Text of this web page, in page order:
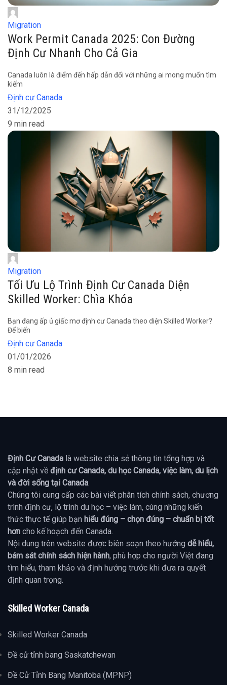
Migration
Work Permit Canada 2025: Con Đường
Định Cư Nhanh Cho Cả Gia
Canada luôn là điểm đến hấp dẫn đối với những ai mong muốn tìm
kiếm
Định cư Canada
31/12/2025
9 min read
Migration
Tối Ưu Lộ Trình Định Cư Canada Diện
Skilled Worker: Chìa Khóa
Bạn đang ấp ủ giấc mơ định cư Canada theo diện Skilled Worker?
Để biến
Định cư Canada
01/01/2026
8 min read
Định Cư Canada là website chia sẻ thông tin tổng hợp và
cập nhật về định cư Canada, du học Canada, việc làm, du lịch
và đời sống tại Canada
Chúng tôi cung cấp các bài viết phân tích chính sách, chương
trình định cư, lộ trình du học – việc làm, cùng những kiến
thức thực tế giúp bạn hiểu đúng – chọn đúng – chuẩn bị tốt
hơn cho kế hoạch đến Canada.
Nội dung trên website được biên soạn theo hướng dễ hiểu,
bám sát chính sách hiện hành, phù hợp cho người Việt đang
tìm hiểu, tham khảo và định hướng trước khi đưa ra quyết
định quan trọng.
Skilled Worker Canada
Skilled Worker Canada
Đề cử tỉnh bang Saskatchewan
Đề Cử Tỉnh Bang Manitoba (MPNP)